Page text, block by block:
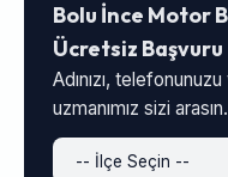
Bolu İnce Motor
Ücretsiz Başvuru
Adınızı,
uzmanımız sizi arasın.